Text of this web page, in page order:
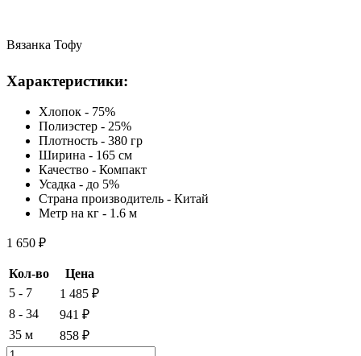
Вязанка Тофу
Характеристики:
Хлопок - 75%
Полиэстер - 25%
Плотность - 380 гр
Ширина - 165 см
Качество - Компакт
Усадка - до 5%
Страна производитель - Китай
Метр на кг - 1.6 м
1 650 ₽
Кол-во
Цена
5 - 7
1 485 ₽
8 - 34
941 ₽
35 м
858 ₽
Количество